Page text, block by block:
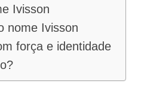
Ivisson
nome Ivisson
força e identidade